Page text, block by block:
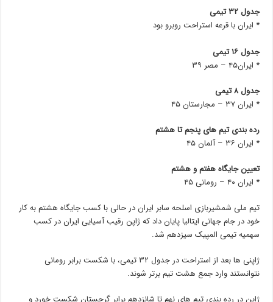
جدول ۳۲ تیمی
* ایران با قرعه استراحت روبرو بود
جدول ۱۶ تیمی
* ایران۴۵ – مصر ۳۹
جدول ۸ تیمی
* ایران ۳۷ – مجارستان ۴۵
رده بندی تیم های پنجم تا هشتم
* ایران ۳۶ – آلمان ۴۵
تعیین جایگاه هفتم و هشتم
* ایران ۴۰ – رومانی ۴۵
تیم ملی شمشیربازی اسلحه سابر ایران در حالی با کسب جایگاه هشتم به کار
خود در جام جهانی ایتالیا پایان داد که ژاپن رقیب آسیایی ایران در کسب
سهمیه تیمی المپیک سیزدهم شد.
ژاپنی ها بعد از استراحت در جدول ۳۲ تیمی، با شکست برابر رومانی
نتوانستند وارد جمع هشت تیم برتر شوند.